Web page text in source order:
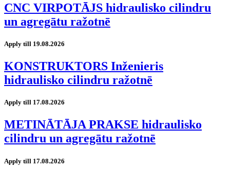
CNC VIRPOTĀJS hidraulisko cilindru
un agregātu ražotnē
Apply till 19.08.2026
KONSTRUKTORS Inženieris
hidraulisko cilindru ražotnē
Apply till 17.08.2026
METINĀTĀJA PRAKSE hidraulisko
cilindru un agregātu ražotnē
Apply till 17.08.2026